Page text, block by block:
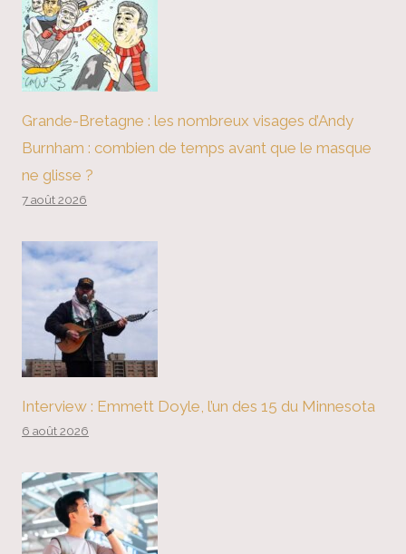
Grande-Bretagne : les nombreux visages d’Andy
Burnham : combien de temps avant que le masque
ne glisse ?
7 août 2026
Interview : Emmett Doyle, l’un des 15 du Minnesota
6 août 2026